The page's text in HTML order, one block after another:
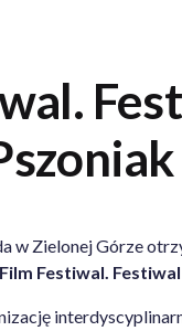
Zielonej Górze
Festiwal.